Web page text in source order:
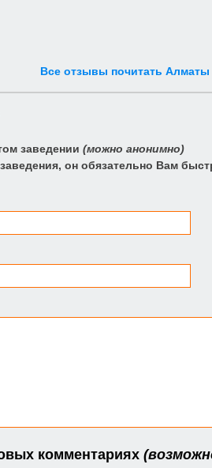
Все отзывы почитать Алматы
заведении (можно анонимно)
он обязательно Вам
комментариях